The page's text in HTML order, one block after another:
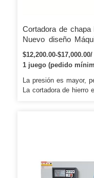
Cortadora de
Nuevo diseño
Cortadora
acero
$12,200.00-
1 juego (pedido
La presión es mayor,
La cortadora de hierro